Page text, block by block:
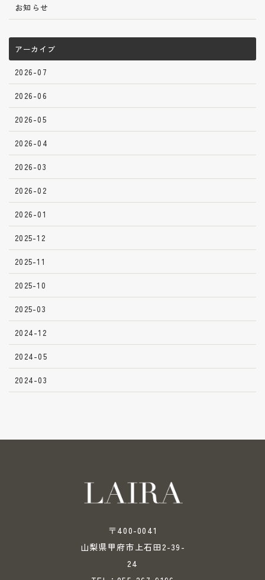
お知らせ
アーカイブ
2026-07
2026-06
2026-05
2026-04
2026-03
2026-02
2026-01
2025-12
2025-11
2025-10
2025-03
2024-12
2024-05
2024-03
〒400-0041
山梨県甲府市上石田2-39-
24